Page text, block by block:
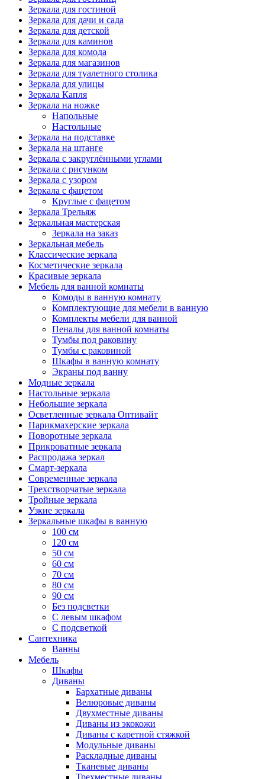
Зеркала для гостиной
Зеркала для дачи и сада
Зеркала для детской
Зеркала для каминов
Зеркала для комода
Зеркала для магазинов
Зеркала для туалетного столика
Зеркала для улицы
Зеркала Капля
Зеркала на ножке
Напольные
Настольные
Зеркала на подставке
Зеркала на штанге
Зеркала с закруглёнными углами
Зеркала с рисунком
Зеркала с узором
Зеркала с фацетом
Круглые с фацетом
Зеркала Трельяж
Зеркальная мастерская
Зеркала на заказ
Зеркальная мебель
Классические зеркала
Косметические зеркала
Красивые зеркала
Мебель для ванной комнаты
Комоды в ванную комнату
Комплектующие для мебели в ванную
Комплекты мебели для ванной
Пеналы для ванной комнаты
Тумбы под раковину
Тумбы с раковиной
Шкафы в ванную комнату
Экраны под ванну
Модные зеркала
Настольные зеркала
Небольшие зеркала
Осветленные зеркала Оптивайт
Парикмахерские зеркала
Поворотные зеркала
Прикроватные зеркала
Распродажа зеркал
Смарт-зеркала
Современные зеркала
Трехстворчатые зеркала
Тройные зеркала
Узкие зеркала
Зеркальные шкафы в ванную
100 см
120 см
50 см
60 см
70 см
80 см
90 см
Без подсветки
С левым шкафом
С подсветкой
Сантехника
Ванны
Мебель
Шкафы
Диваны
Бархатные диваны
Велюровые диваны
Двухместные диваны
Диваны из экокожи
Диваны с каретной стяжкой
Модульные диваны
Раскладные диваны
Тканевые диваны
Трехместные диваны